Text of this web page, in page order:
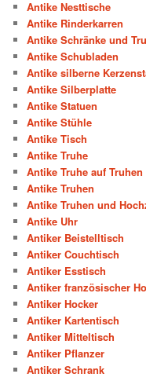
Antike Nesttische
Antike Rinderkarren
Antike Schränke und
Antike Schubladen
Antike silberne
Antike Silberplatte
Antike Statuen
Antike Stühle
Antike Tisch
Antike Truhe
Antike Truhe auf Truhen
Antike Truhen
Antike Truhen und
Antike Uhr
Antiker Beistelltisch
Antiker Couchtisch
Antiker Esstisch
Antiker französischer
Antiker Hocker
Antiker Kartentisch
Antiker Mitteltisch
Antiker Pflanzer
Antiker Schrank